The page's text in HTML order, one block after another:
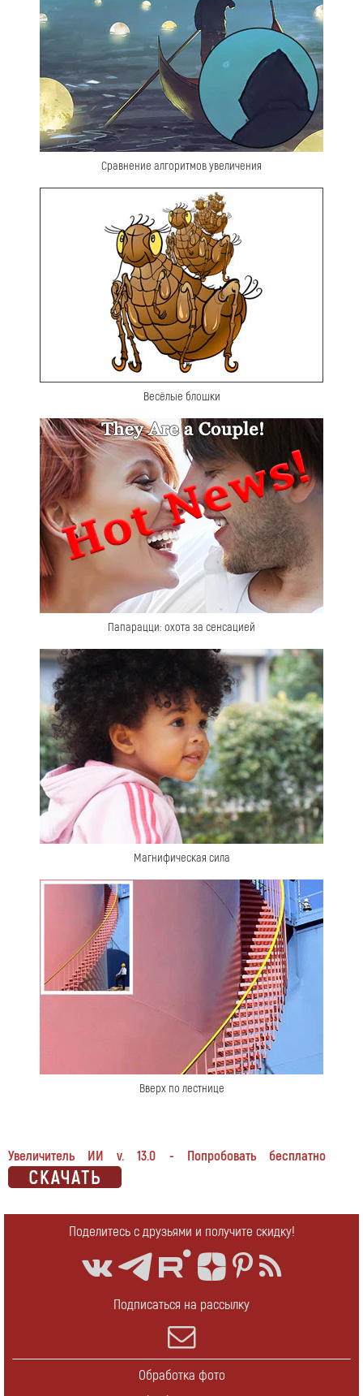
Сравнение алгоритмов увеличения
Весёлые блошки
Папарацци: охота за сенсацией
Магнифическая сила
Вверх по лестнице
Увеличитель ИИ v. 13.0 - Попробовать бесплатно
Поделитесь с друзьями и получите скидку!
Подписаться на рассылку
Обработка фото